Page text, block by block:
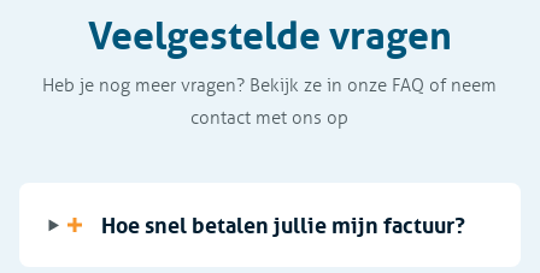
Veelgestelde vragen
Heb je nog meer vragen? Bekijk ze in onze FAQ of neem
contact met ons op
Hoe snel betalen jullie mijn factuur?